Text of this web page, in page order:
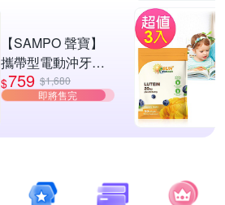
【SAMPO 聲寶】
攜帶型電動沖牙機/
洗牙器/沖牙器(WB-
Z2506NL)
$759 $1,680
即將售完